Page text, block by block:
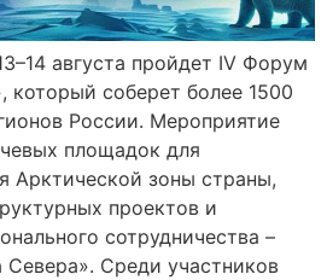
августа пройдет IV Форум
который соберет более 1500
России. Мероприятие
площадок для
Арктической зоны страны,
проектов и
сотрудничества –
Среди участников